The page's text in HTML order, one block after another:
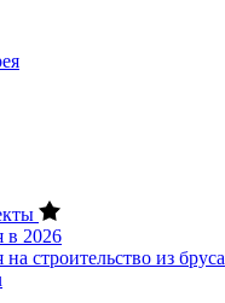
в 2026
строительство из бруса